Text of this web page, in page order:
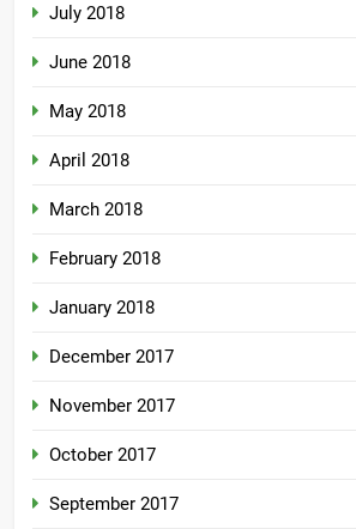
July 2018
June 2018
May 2018
April 2018
March 2018
February 2018
January 2018
December 2017
November 2017
October 2017
September 2017